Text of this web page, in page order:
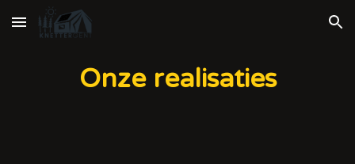
Skip to main content Skip to navigation
Onze realisaties